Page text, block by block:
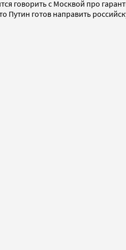
говорить с Москвой про
Путин готов направить